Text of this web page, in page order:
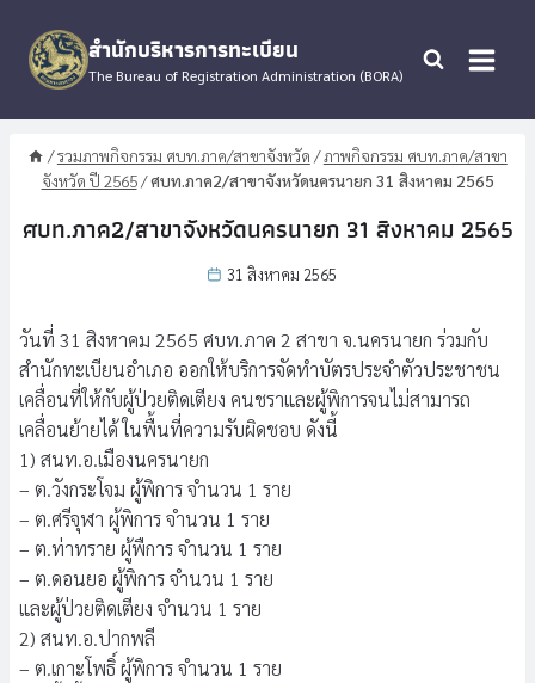
content
สำนักบริหารการทะเบียน
The Bureau of Registration Administration (BORA)
/รวมภาพกิจกรรม ศบท.ภาค/สาขาจังหวัด /ภาพกิจกรรม ศบท.ภาค/สาขา
จังหวัด ปี 2565/ศบท.ภาค2/สาขาจังหวัดนครนายก 31 สิงหาคม 2565
ศบท.ภาค2/สาขาจังหวัดนครนายก 31 สิงหาคม 2565
31 สิงหาคม 2565
วันที่ 31 สิงหาคม 2565 ศบท.ภาค 2 สาขา จ.นครนายก ร่วมกับ
สำนักทะเบียนอำเภอ ออกให้บริการจัดทำบัตรประจำตัวประชาชน
เคลื่อนที่ให้กับผู้ป่วยติดเตียง คนชราและผู้พิการจนไม่สามารถ
เคลื่อนย้ายได้ ในพื้นที่ความรับผิดชอบ ดังนี้
1) สนท.อ.เมืองนครนายก
– ต.วังกระโจม ผู้พิการ จำนวน 1 ราย
– ต.ศรีจุฬา ผู้พิการ จำนวน 1 ราย
– ต.ท่าทราย ผู้พืการ จำนวน 1 ราย
– ต.ดอนยอ ผู้พิการ จำนวน 1 ราย
และผู้ป่วยติดเตียง จำนวน 1 ราย
2) สนท.อ.ปากพลี
– ต.เกาะโพธิ์ ผู้พิการ จำนวน 1 ราย